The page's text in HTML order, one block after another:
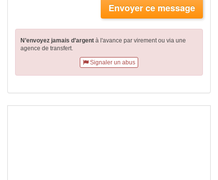
Envoyer ce message
N’envoyez jamais d’argent à l'avance par virementou via une
agence de transfert.
Signaler un abus